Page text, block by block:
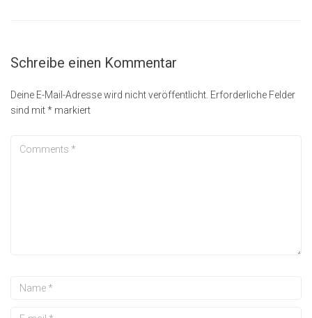
Schreibe einen Kommentar
Deine E-Mail-Adresse wird nicht veröffentlicht. Erforderliche Felder
sind mit* markiert